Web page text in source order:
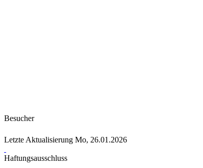
Besucher
Letzte Aktualisierung Mo, 26.01.2026
Haftungsausschluss